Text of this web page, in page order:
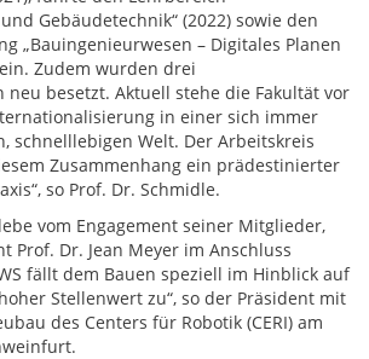
Gebäudetechnik“ (2022) sowie den
„Bauingenieurwesen – Digitales Planen
Zudem wurden drei
neu besetzt. Aktuell stehe die Fakultät vor
in einer sich immer
schnelllebigen Welt. Der Arbeitskreis
Zusammenhang ein prädestinierter
so Prof. Dr. Schmidle.
lebe vom Engagement seiner Mitglieder,
Prof. Dr. Jean Meyer im Anschluss
fällt dem Bauen speziell im Hinblick auf
Stellenwert zu“, so der Präsident mit
des Centers für Robotik (CERI) am